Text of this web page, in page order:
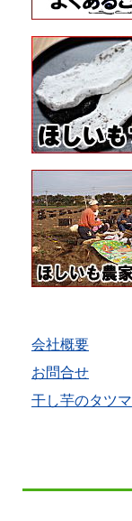
会社概要
お問合せ
干し芋のタツマ